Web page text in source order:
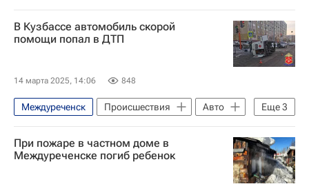
МЧС России (Министерство РФ по делам гражданской обороны, чрезвычайным ситуациям и ликвидации последствий стихийных бедствий)
Россия
В Кузбассе автомобиль скорой
помощи попал в ДТП
14 марта 2025, 14:06 848
Еще3
Междуреченск Происшествия
Авто
Кемеровская область
Дзержинский
При пожаре в частном доме в
Междуреченске погиб ребенок